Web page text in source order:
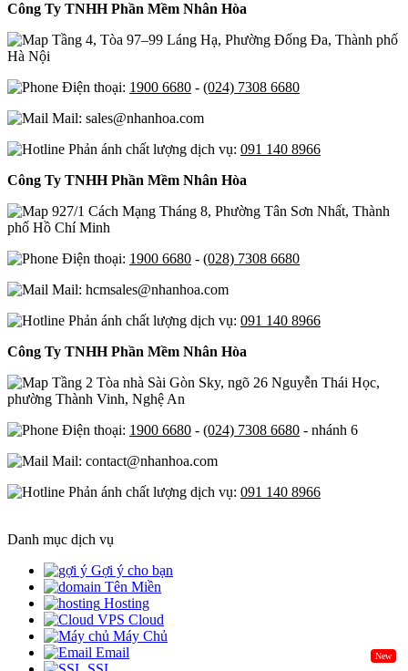
Công Ty TNHH Phần Mềm Nhân Hòa
Tầng 4, Tòa 97–99 Láng Hạ, Phường Đống Đa, Thành phố
Hà Nội
Điện thoại: 1900 6680 - (024) 7308 6680
Mail: sales@nhanhoa.com
Phản ánh chất lượng dịch vụ: 091 140 8966
Công Ty TNHH Phần Mềm Nhân Hòa
927/1 Cách Mạng Tháng 8, Phường Tân Sơn Nhất, Thành
phố Hồ Chí Minh
Điện thoại: 1900 6680 - (028) 7308 6680
Mail: hcmsales@nhanhoa.com
Phản ánh chất lượng dịch vụ: 091 140 8966
Công Ty TNHH Phần Mềm Nhân Hòa
Tầng 2 Tòa nhà Sài Gòn Sky, ngõ 26 Nguyễn Thái Học,
phường Thành Vinh, Nghệ An
Điện thoại: 1900 6680 - (024) 7308 6680 - nhánh 6
Mail: contact@nhanhoa.com
Phản ánh chất lượng dịch vụ: 091 140 8966
Danh mục dịch vụ
Gợi ý cho bạn
Tên Miền
Hosting
Cloud
Máy Chủ
New
Email